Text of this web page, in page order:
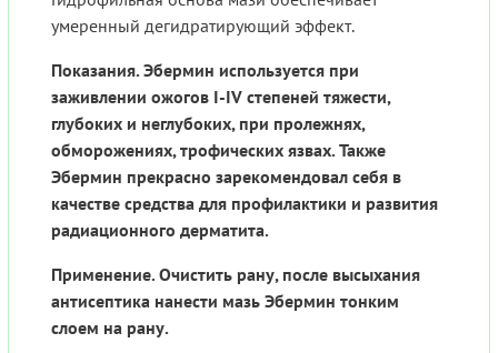
умеренный дегидратирующий эффект.
Показания. Эбермин используется при
заживлении ожогов I-IV степеней тяжести,
глубоких и неглубоких, при пролежнях,
обморожениях, трофических язвах. Также
Эбермин прекрасно зарекомендовал себя в
качестве средства для профилактики и развития
радиационного дерматита.
Применение. Очистить рану, после высыхания
антисептика нанести мазь Эбермин тонким
слоем на рану.